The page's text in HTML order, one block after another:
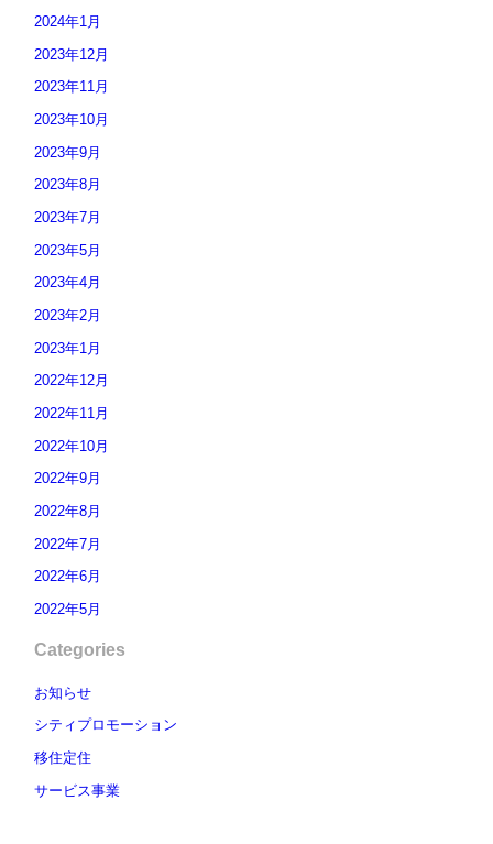
2024年1月
2023年12月
2023年11月
2023年10月
2023年9月
2023年8月
2023年7月
2023年5月
2023年4月
2023年2月
2023年1月
2022年12月
2022年11月
2022年10月
2022年9月
2022年8月
2022年7月
2022年6月
2022年5月
Categories
お知らせ
シティプロモーション
移住定住
サービス事業